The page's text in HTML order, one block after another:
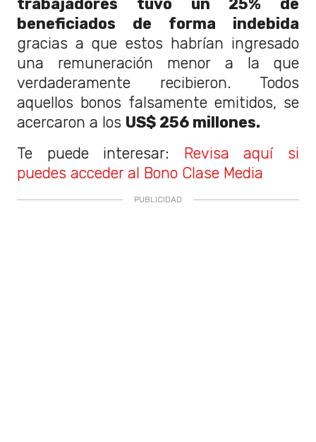
trabajadores tuvo un 25% de
beneficiados de forma indebida
gracias a que estos habrían ingresado
una remuneración menor a la que
verdaderamente recibieron. Todos
aquellos bonos falsamente emitidos, se
acercaron a los US$ 256 millones.
Te puede interesar:
Revisa aquí si
puedes acceder al Bono Clase Media